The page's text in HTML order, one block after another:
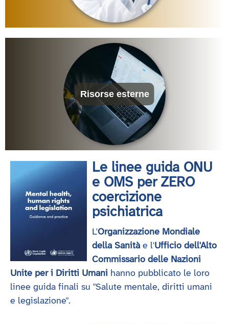
Risorse esterne
Le linee guida ONU
e OMS per ZERO
coercizione
psichiatrica
L'Organizzazione Mondiale
della Sanitàe l'Ufficio dell'Alto
Commissario delle Nazioni
Unite per i Diritti Umani hanno pubblicato le loro
linee guida finali su "Salute mentale, diritti umani
e legislazione".